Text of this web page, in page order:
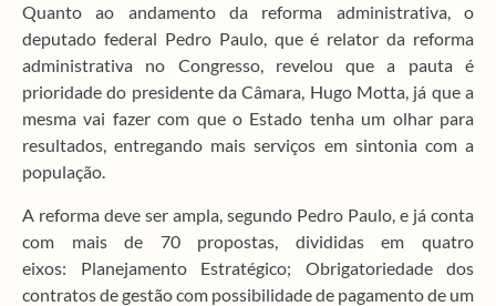
Quanto ao andamento da reforma administrativa, o
deputado federal Pedro Paulo, que é relator da reforma
administrativa no Congresso, revelou que a pauta é
prioridade do presidente da Câmara, Hugo Motta, já que a
mesma vai fazer com que o Estado tenha um olhar para
resultados, entregando mais serviços em sintonia com a
população.
A reforma deve ser ampla, segundo Pedro Paulo, e já conta
com mais de 70 propostas, divididas em quatro
eixos: Planejamento Estratégico; Obrigatoriedade dos
contratos de gestão com possibilidade de pagamento de um